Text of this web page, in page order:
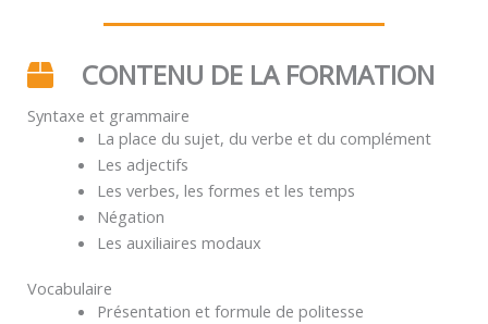
CONTENU DE LA FORMATION
Syntaxe et grammaire
La place du sujet, du verbe et du complément
Les adjectifs
Les verbes, les formes et les temps
Négation
Les auxiliaires modaux
Vocabulaire
Présentation et formule de politesse